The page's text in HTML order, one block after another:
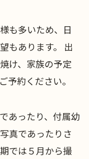
も多いため、日
もあります。 出
け、家族の予定
予約ください。
あったり、付属幼
真であったりさ
では５月から撮